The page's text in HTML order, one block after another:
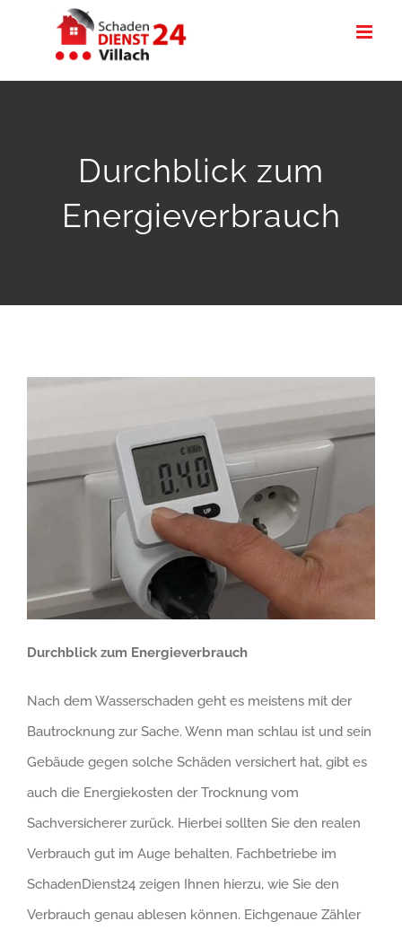
Durchblick zum
Energieverbrauch
Durchblick zum Energieverbrauch
Nach dem Wasserschaden geht es meistens mit der
Bautrocknung zur Sache. Wenn man schlau ist und sein
Gebäude gegen solche Schäden versichert hat, gibt es
auch die Energiekosten der Trocknung vom
Sachversicherer zurück. Hierbei sollten Sie den realen
Verbrauch gut im Auge behalten. Fachbetriebe im
SchadenDienst24 zeigen Ihnen hierzu, wie Sie den
Verbrauch genau ablesen können. Eichgenaue Zähler